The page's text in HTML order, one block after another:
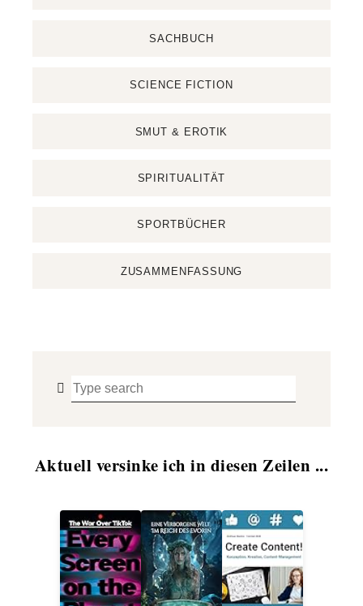
SACHBUCH
SCIENCE FICTION
SMUT & EROTIK
SPIRITUALITÄT
SPORTBÜCHER
ZUSAMMENFASSUNG
Aktuell versinke ich in diesen Zeilen ...